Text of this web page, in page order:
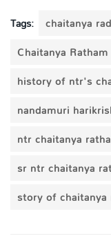
Tags: chaitanya
Chaitanya Ratham
history of ntr's
nandamuri
ntr chaitanya
sr ntr chaitanya
story of chaitanya